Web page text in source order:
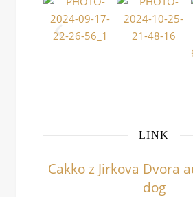
LINK
Cakko z Jirkova Dvora
dog